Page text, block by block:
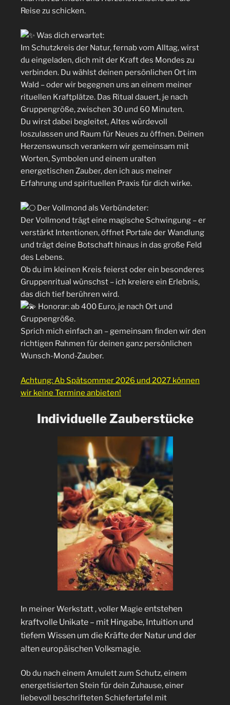
Reise zu schicken.
Was dich erwartet:
Im Schutzkreis der Natur, fernab vom Alltag, wirst
du eingeladen, dich mit der Kraft des Mondes zu
verbinden. Du wählst deinen persönlichen Ort im
Wald – oder wir begegnen uns an einem meiner
rituellen Kraftplätze. Das Ritual dauert, je nach
Gruppengröße, zwischen 30 und 60 Minuten.
Du wirst dabei begleitet, Altes würdevoll
loszulassen und Raum für Neues zu öffnen. Deinen
Herzenswunsch verankern wir gemeinsam mit
Worten, Symbolen und einem uralten
energetischen Zauber, den ich aus meiner
Erfahrung und spirituellen Praxis für dich wirke.
Der Vollmond als Verbündeter:
Der Vollmond trägt eine magische Schwingung – er
verstärkt Intentionen, öffnet Portale der Wandlung
und trägt deine Botschaft hinaus in das große Feld
des Lebens.
Ob du im kleinen Kreis feierst oder ein besonderes
Gruppenritual wünschst – ich kreiere ein Erlebnis,
das dich tief berühren wird.
Honorar: ab 400 Euro, je nach Ort und
Gruppengröße.
Sprich mich einfach an – gemeinsam finden wir den
richtigen Rahmen für deinen ganz persönlichen
Wunsch-Mond-Zauber.
Achtung: Ab Spätsommer 2026 und 2027 können
wir keine Termine anbieten!
Individuelle Zauberstücke
In meiner Werkstatt , voller Magie entstehen
kraftvolle Unikate – mit Hingabe, Intuition und
tiefem Wissen um die Kräfte der Natur und der
alten europäischen Volksmagie.
Ob du nach einem Amulett zum Schutz, einem
energetisierten Stein für dein Zuhause, einer
liebevoll beschrifteten Schiefertafel mit